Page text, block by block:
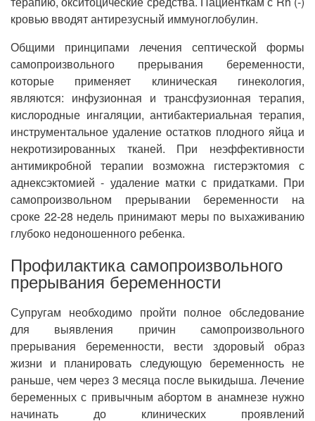
кровью вводят антирезусный иммуноглобулин.
Общими принципами лечения септической формы
самопроизвольного прерывания беременности,
которые применяет клиническая гинекология,
являются: инфузионная и трансфузионная терапия,
кислородные ингаляции, антибактериальная терапия,
инструментальное удаление остатков плодного яйца и
некротизированных тканей. При неэффективности
антимикробной терапии возможна гистерэктомия с
аднексэктомией - удаление матки с придатками. При
самопроизвольном прерывании беременности на
сроке 22-28 недель принимают меры по выхаживанию
глубоко недоношенного ребенка.
Профилактика самопроизвольного
прерывания беременности
Супругам необходимо пройти полное обследование
для выявления причин самопроизвольного
прерывания беременности, вести здоровый образ
жизни и планировать следующую беременность не
раньше, чем через 3 месяца после выкидыша. Лечение
беременных с привычным абортом в анамнезе нужно
начинать до клинических проявлений